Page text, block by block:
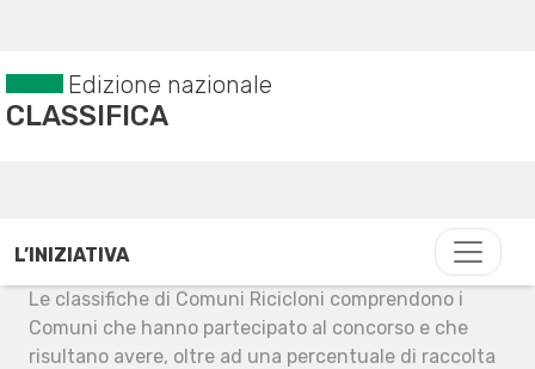
Edizione nazionale
CLASSIFICA
L’INIZIATIVA
Le classifiche di Comuni Ricicloni comprendono i
Comuni che hanno partecipato al concorso e che
risultano avere, oltre ad una percentuale di raccolta